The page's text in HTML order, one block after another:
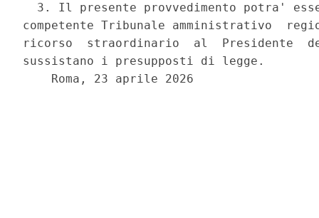
3. Il presente provvedimento potra'
competente Tribunale amministrativo
ricorso  straordinario  al  Presidente
sussistano i presupposti di legge.
    Roma, 23 aprile 2026